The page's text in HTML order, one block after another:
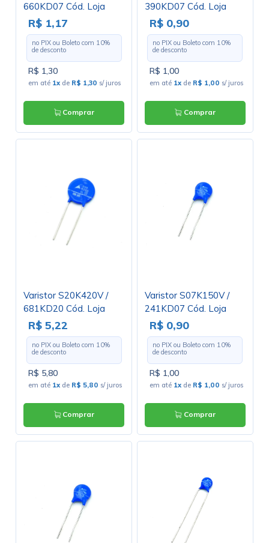
660KD07 Cód. Loja
3238
R$ 1,17
no PIX ou Boleto com 10%
de desconto
R$ 1,30
em até 1x de R$ 1,30 s/ juros
Comprar
390KD07 Cód. Loja
2420
R$ 0,90
no PIX ou Boleto com 10%
de desconto
R$ 1,00
em até 1x de R$ 1,00 s/ juros
Comprar
Varistor S20K420V /
681KD20 Cód. Loja
4317
R$ 5,22
no PIX ou Boleto com 10%
de desconto
R$ 5,80
em até 1x de R$ 5,80 s/ juros
Comprar
Varistor S07K150V /
241KD07 Cód. Loja
4446
R$ 0,90
no PIX ou Boleto com 10%
de desconto
R$ 1,00
em até 1x de R$ 1,00 s/ juros
Comprar